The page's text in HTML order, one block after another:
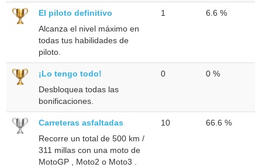
El piloto definitivo
Alcanza el nivel máximo en
todas tus habilidades de
piloto.
1 6.6 %
¡Lo tengo todo!
Desbloquea todas las
bonificaciones.
0 0 %
Carreteras asfaltadas
Recorre un total de 500 km /
311 millas con una moto de
MotoGP , Moto2 o Moto3 .
10 66.6 %